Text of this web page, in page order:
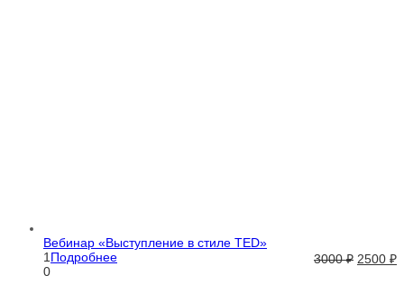
Вебинар «Выступление в стиле TED»
1
0
3000₽ 2500 ₽
Подробнее